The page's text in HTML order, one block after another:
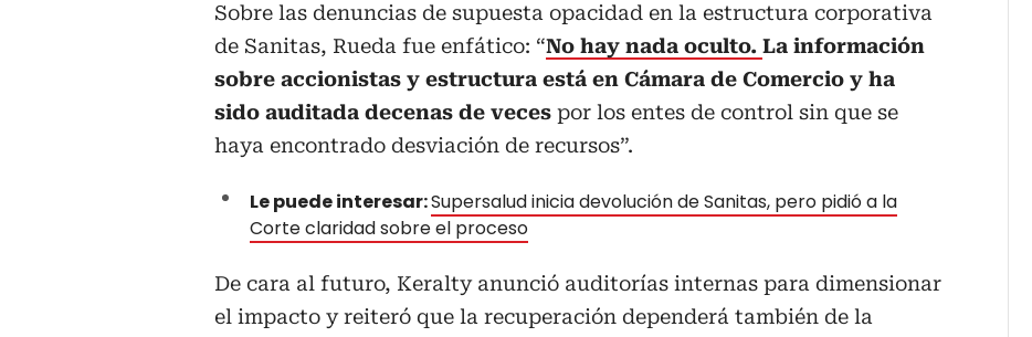
Sobre las denuncias de supuesta opacidad en la estructura corporativa
de Sanitas, Rueda fue enfático: “No hay nada oculto. La información
sobre accionistas y estructura está en Cámara de Comercio y ha
sido auditada decenas de veces por los entes de control sin que se
haya encontrado desviación de recursos”.
Le puede interesar:Supersalud inicia devolución de Sanitas, pero pidió a la
Corte claridad sobre el proceso
De cara al futuro, Keralty anunció auditorías internas para dimensionar
el impacto y reiteró que la recuperación dependerá también de la